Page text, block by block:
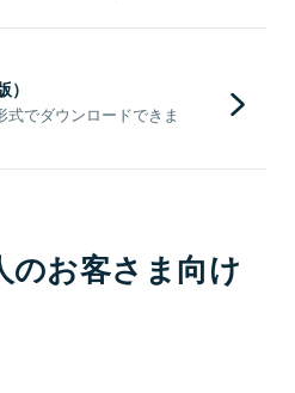
でダウンロードできま
のお客さま向け